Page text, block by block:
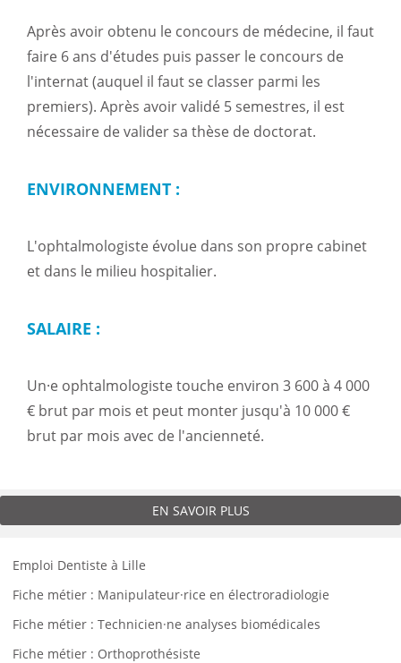
Après avoir obtenu le concours de médecine, il faut
faire 6 ans d'études puis passer le concours de
l'internat (auquel il faut se classer parmi les
premiers). Après avoir validé 5 semestres, il est
nécessaire de valider sa thèse de doctorat.
ENVIRONNEMENT :
L'ophtalmologiste évolue dans son propre cabinet
et dans le milieu hospitalier.
SALAIRE :
Un·e ophtalmologiste touche environ 3 600 à 4 000
€ brut par mois et peut monter jusqu'à 10 000 €
brut par mois avec de l'ancienneté.
EN SAVOIR PLUS
Emploi Dentiste à Lille
Fiche métier : Manipulateur·rice en électroradiologie
Fiche métier : Technicien·ne analyses biomédicales
Fiche métier : Orthoprothésiste